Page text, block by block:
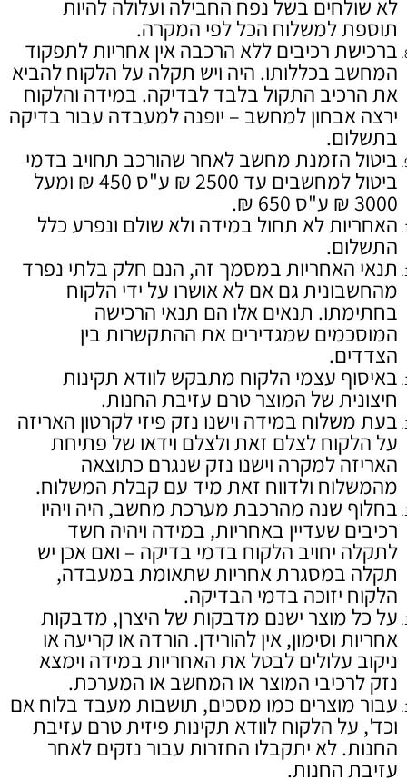
לא שולחים בשל נפח החבילה ועלולה להיות
תוספת למשלוח הכל לפי המקרה.
ברכישת רכיבים ללא הרכבה אין אחריות לתפקוד
המחשב בכללותו. היה ויש תקלה על הלקוח להביא
את הרכיב התקול בלבד לבדיקה. במידה והלקוח
ירצה אבחון למחשב – יופנה למעבדה עבור בדיקה
בתשלום.
ביטול הזמנת מחשב לאחר שהורכב תחויב בדמי
ביטול למחשבים עד 2500 ₪ ע"ס 450 ₪ ומעל
3000 ₪ ע"ס 650 ₪.
האחריות לא תחול במידה ולא שולם ונפרע כלל
התשלום.
תנאי האחריות במסמך זה, הנם חלק בלתי נפרד
מהחשבונית גם אם לא אושרו על ידי הלקוח
בחתימתו. תנאים אלו הם תנאי הרכישה
המוסכמים שמגדירים את ההתקשרות בין
הצדדים.
באיסוף עצמי הלקוח מתבקש לוודא תקינות
חיצונית של המוצר טרם עזיבת החנות.
בעת משלוח במידה וישנו נזק פיזי לקרטון האריזה
על הלקוח לצלם זאת ולצלם וידאו של פתיחת
האריזה למקרה וישנו נזק שנגרם כתוצאה
מהמשלוח ולדווח זאת מיד עם קבלת המשלוח.
בחלוף שנה מהרכבת מערכת מחשב, היה ויהיו
רכיבים שעדיין באחריות, במידה ויהיה חשד
לתקלה יחויב הלקוח בדמי בדיקה – ואם אכן יש
תקלה במסגרת אחריות שתאומת במעבדה,
הלקוח יזוכה בדמי הבדיקה.
על כל מוצר ישנם מדבקות של היצרן, מדבקות
אחריות וסימון, אין להורידן. הורדה או קריעה או
ניקוב עלולים לבטל את האחריות במידה וימצא
נזק לרכיבי המוצר או המחשב או המערכת.
עבור מוצרים כמו מסכים, תושבות מעבד בלוח אם
וכד', על הלקוח לוודא תקינות פיזית טרם עזיבת
החנות. לא יתקבלו החזרות עבור נזקים לאחר
עזיבת החנות.